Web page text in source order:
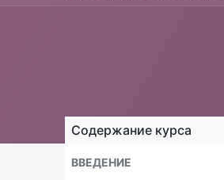
Содержание курса
ВВЕДЕНИЕ